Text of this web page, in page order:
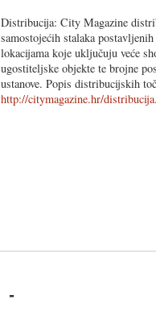
Distribucija: City Magazine
samostojećih stalaka
lokacijama koje uključuju veće
ugostiteljske objekte te brojne
ustanove. Popis distribucijskih
http://citymagazine.hr/
-